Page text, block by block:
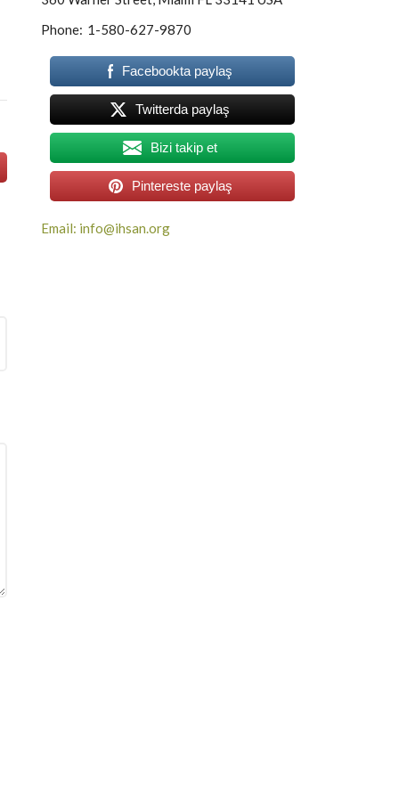
Phone: 1-580-627-9870
Facebookta paylaş
Twitterda paylaş
Bizi takip et
Pintereste paylaş
Email: info@ihsan.org